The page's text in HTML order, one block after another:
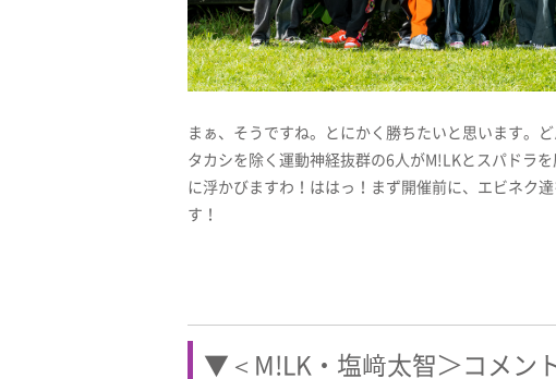
まぁ、そうですね。とにかく勝ちたいと思います。ど
タカシを除く運動神経抜群の6人がM!LKとスパドラ
に浮かびますわ！ははっ！まず開催前に、エビネク
す！
▼＜M!LK・塩﨑太智＞コメン